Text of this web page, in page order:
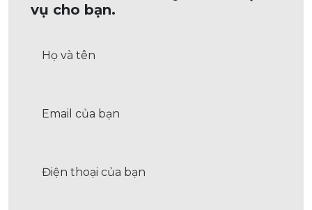
vụ cho bạn.